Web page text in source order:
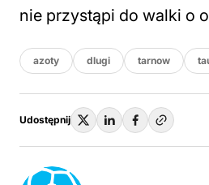
nie przystąpi do walki o
azoty dlugi tarnow
Udostępnij